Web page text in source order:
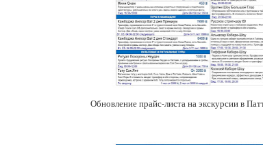
Обновление прайс-листа на экскурсии в